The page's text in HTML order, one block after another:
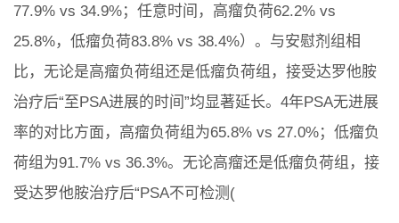
77.9% vs 34.9%；任意时间，高瘤负荷62.2% vs
25.8%，低瘤负荷83.8% vs 38.4%）。与安慰剂组相
比，无论是高瘤负荷组还是低瘤负荷组，接受达罗他胺
治疗后“至PSA进展的时间”均显著延长。4年PSA无进展
率的对比方面，高瘤负荷组为65.8% vs 27.0%；低瘤负
荷组为91.7% vs 36.3%。无论高瘤还是低瘤负荷组，接
受达罗他胺治疗后“PSA不可检测(